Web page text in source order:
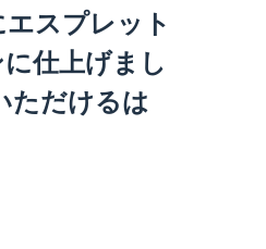
スプレット
仕上げまし
ただけるは